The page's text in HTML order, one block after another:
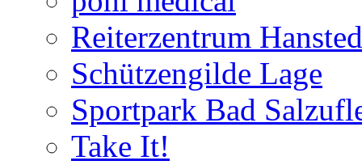
Reiterzentrum
Schützengilde Lage
Sportpark Bad
Take It!